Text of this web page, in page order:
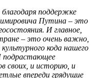
поддержке
Путина – это
И главное,
– это очень важно,
кода нашего
подрастающее
своих, и историю, и
впереди грядущие